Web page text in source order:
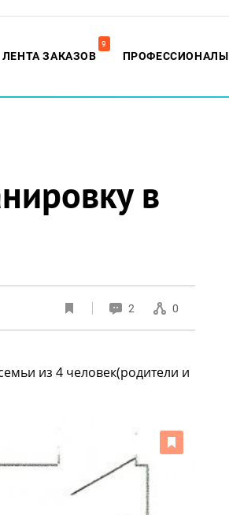
ЛЕНТА ЗАКАЗОВ
9
ПРОФЕССИОНАЛЫ
в
2 0
из 4 человек(родители и